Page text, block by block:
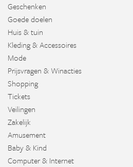
Geschenken
Goede doelen
Huis & tuin
Kleding & Accessoires
Mode
Prijsvragen & Winacties
Shopping
Tickets
Veilingen
Zakelijk
Amusement
Baby & Kind
Computer & Internet